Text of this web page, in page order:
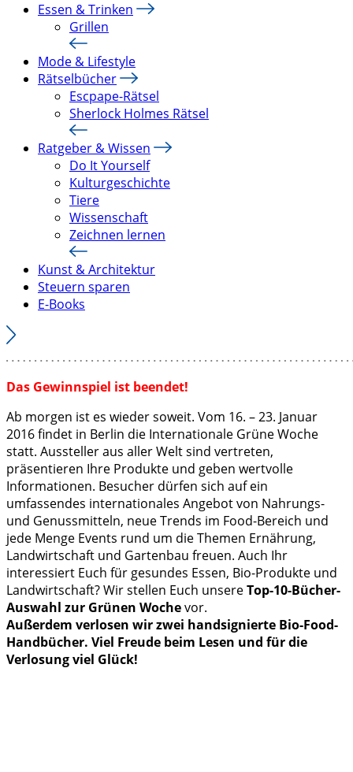
Essen & Trinken
Grillen
Mode & Lifestyle
Rätselbücher
Escpape-Rätsel
Sherlock Holmes Rätsel
Ratgeber & Wissen
Do It Yourself
Kulturgeschichte
Tiere
Wissenschaft
Zeichnen lernen
Kunst & Architektur
Steuern sparen
E-Books
Das Gewinnspiel ist beendet!
Ab morgen ist es wieder soweit. Vom 16. – 23. Januar
2016 findet in Berlin die Internationale Grüne Woche
statt. Aussteller aus aller Welt sind vertreten,
präsentieren Ihre Produkte und geben wertvolle
Informationen. Besucher dürfen sich auf ein
umfassendes internationales Angebot von Nahrungs-
und Genussmitteln, neue Trends im Food-Bereich und
jede Menge Events rund um die Themen Ernährung,
Landwirtschaft und Gartenbau freuen. Auch Ihr
interessiert Euch für gesundes Essen, Bio-Produkte und
Landwirtschaft? Wir stellen Euch unsereTop-10-Bücher-
Auswahl zur Grünen Wochevor.
Außerdem verlosen wir zwei handsignierte Bio-Food-
Handbücher. Viel Freude beim Lesen und für die
Verlosung viel Glück!